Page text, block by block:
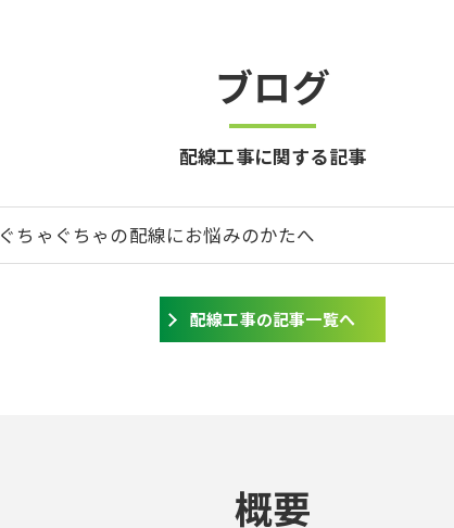
ブログ
配線工事に関する記事
ぐちゃぐちゃの配線にお悩みのかたへ
配線工事の記事一覧へ
概要